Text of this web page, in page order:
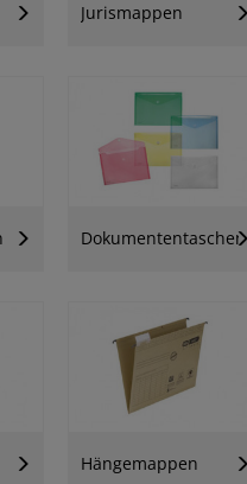
Jurismappen
Dokumententaschen
Hängemappen